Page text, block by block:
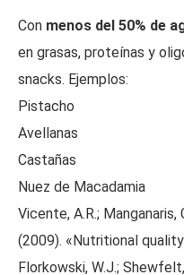
Con menos del 50% de
en grasas, proteínas y
snacks. Ejemplos:
Pistacho
Avellanas
Castañas
Nuez de Macadamia
Vicente, A.R.; Manganaris,
(2009). «Nutritional
Florkowski, W.J.;